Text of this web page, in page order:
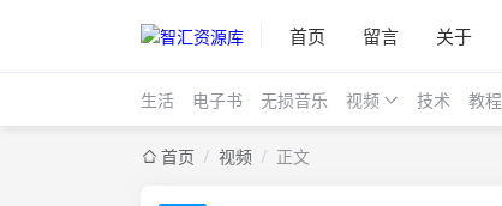
首页 留言 关于
生活 电子书 无损音乐 视频 技术 教程
首页 / 视频 / 正文